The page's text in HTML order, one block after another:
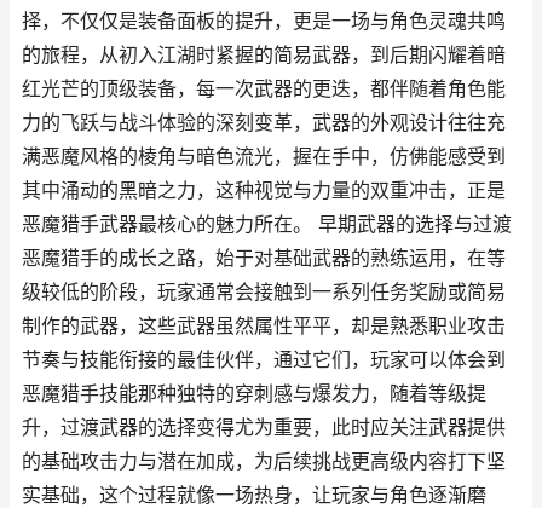
择，不仅仅是装备面板的提升，更是一场与角色灵魂共鸣
的旅程，从初入江湖时紧握的简易武器，到后期闪耀着暗
红光芒的顶级装备，每一次武器的更迭，都伴随着角色能
力的飞跃与战斗体验的深刻变革，武器的外观设计往往充
满恶魔风格的棱角与暗色流光，握在手中，仿佛能感受到
其中涌动的黑暗之力，这种视觉与力量的双重冲击，正是
恶魔猎手武器最核心的魅力所在。 早期武器的选择与过渡
恶魔猎手的成长之路，始于对基础武器的熟练运用，在等
级较低的阶段，玩家通常会接触到一系列任务奖励或简易
制作的武器，这些武器虽然属性平平，却是熟悉职业攻击
节奏与技能衔接的最佳伙伴，通过它们，玩家可以体会到
恶魔猎手技能那种独特的穿刺感与爆发力，随着等级提
升，过渡武器的选择变得尤为重要，此时应关注武器提供
的基础攻击力与潜在加成，为后续挑战更高级内容打下坚
实基础，这个过程就像一场热身，让玩家与角色逐渐磨